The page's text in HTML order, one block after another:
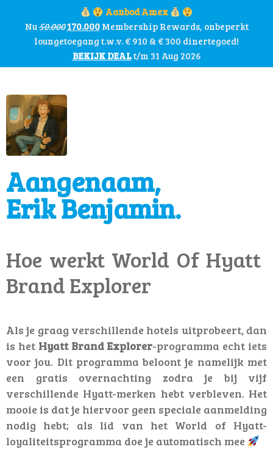
Aanbod Amex
Nu50.000170.000Membership Rewards, onbeperkt
loungetoegang t.w.v. € 910 & € 300 dinertegoed!
BEKIJK DEALt/m 31 Aug 2026
Aangenaam,
Erik Benjamin.
Hoe werkt World Of Hyatt
Brand Explorer
Als je graag verschillende hotels uitprobeert, dan
is het Hyatt Brand Explorer-programma echt iets
voor jou. Dit programma beloont je namelijk met
een gratis overnachting zodra je bij vijf
verschillende Hyatt-merken hebt verbleven. Het
mooie is dat je hiervoor geen speciale aanmelding
nodig hebt; als lid van het World of Hyatt-
loyaliteitsprogramma doe je automatisch mee